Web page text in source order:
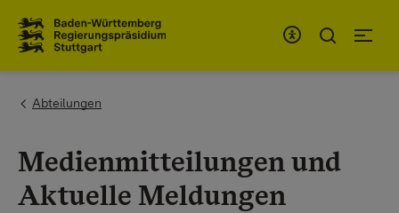
You are here:
Abteilungen
Medienmitteilungen und
Aktuelle Meldungen